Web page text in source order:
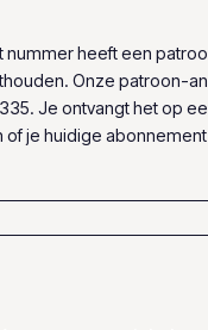
heeft een
Onze patroon-
Je ontvangt het op
je huidige